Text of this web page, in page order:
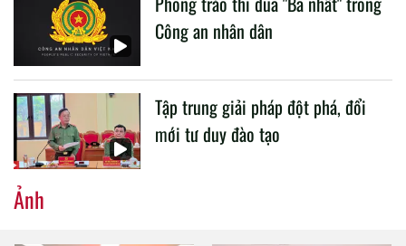
Công an nhân dân
Tập trung giải pháp đột phá, đổi
mới tư duy đào tạo
Ảnh